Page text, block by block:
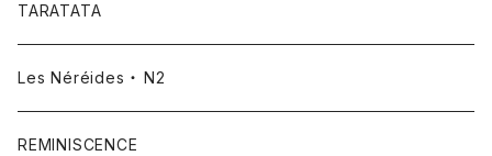
TARATATA
Les Néréides ・ N2
REMINISCENCE